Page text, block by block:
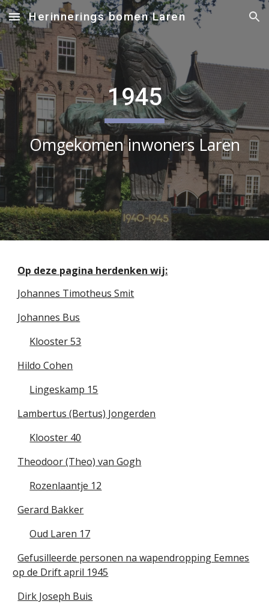
Skip to main content Skip to navigation
Herinnerings bomen Laren
1945
Omgekomen inwoners Laren
Op deze pagina herdenken wij:
Johannes Timotheus Smit
Johannes Bus
Klooster 53
Hildo Cohen
Lingeskamp 15
Lambertus (Bertus) Jongerden
Klooster 40
Theodoor (Theo) van Gogh
Rozenlaantje 12
Gerard Bakker
Oud Laren 17
Gefusilleerde personen na wapendropping Eemnes
op de Drift april 1945
Dirk Joseph Buis